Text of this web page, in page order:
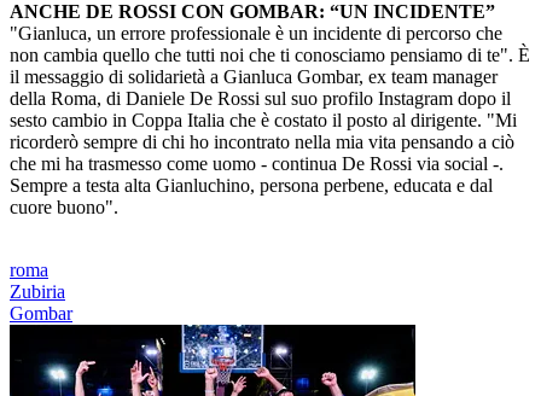
ANCHE DE ROSSI CON GOMBAR: “UN INCIDENTE”
"Gianluca, un errore professionale è un incidente di percorso che
non cambia quello che tutti noi che ti conosciamo pensiamo di te". È
il messaggio di solidarietà a Gianluca Gombar, ex team manager
della Roma, di Daniele De Rossi sul suo profilo Instagram dopo il
sesto cambio in Coppa Italia che è costato il posto al dirigente. "Mi
ricorderò sempre di chi ho incontrato nella mia vita pensando a ciò
che mi ha trasmesso come uomo - continua De Rossi via social -.
Sempre a testa alta Gianluchino, persona perbene, educata e dal
cuore buono".
roma
Zubiria
Gombar